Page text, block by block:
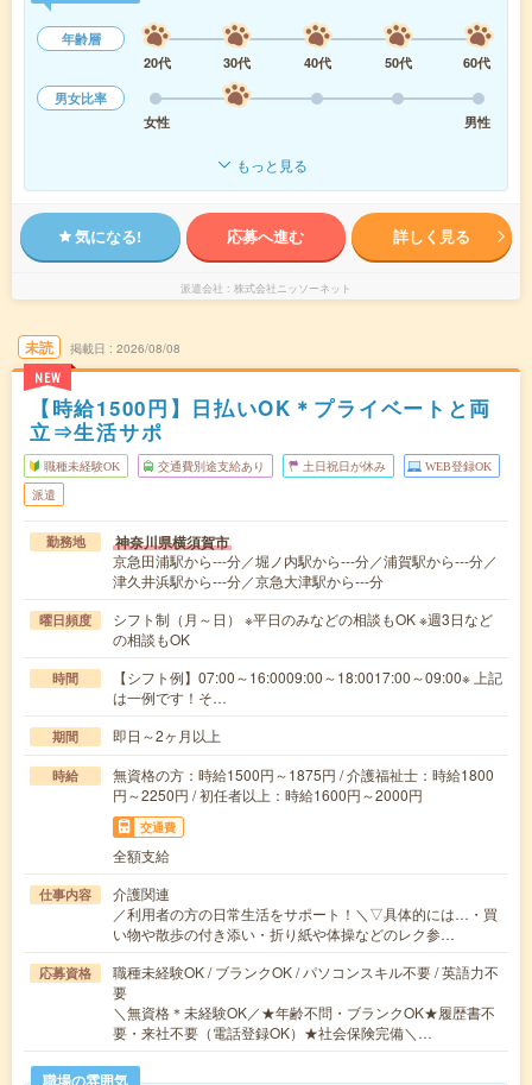
年齢層
20代
30代 40代 50代
60代
男女比率
女性
男性
もっと見る
気になる! 応募へ進む 詳しく見る
派遣会社 株式会社ニッソーネット
未読
NEW
掲載日 2026/08/08
【時給1500円】日払いOK＊プライベートと両
立⇒生活サポ
職種未経験OK 交通費別途支給あり 土日祝日が休み WEB登録OK
派遣
勤務地 神奈川県横須賀市
京急田浦駅から---分／堀ノ内駅から---分／浦賀駅から---分／
津久井浜駅から---分／京急大津駅から---分
曜日頻度
シフト制（月～日） ※平日のみなどの相談もOK ※週3日など
の相談もOK
時間
【シフト例】07:00～16:0009:00～18:0017:00～09:00※ 上記
は一例です！そ…
期間 即日～2ヶ月以上
時給
無資格の方：時給1500円～1875円 / 介護福祉士：時給1800
円～2250円 / 初任者以上：時給1600円～2000円
交通費
全額支給
仕事内容
介護関連
／利用者の方の日常生活をサポート！＼▽具体的には…・買
い物や散歩の付き添い・折り紙や体操などのレク参…
応募資格
職種未経験OK / ブランクOK / パソコンスキル不要 / 英語力不
要
＼無資格＊未経験OK／★年齢不問・ブランクOK★履歴書不
要・来社不要（電話登録OK）★社会保険完備＼…
職場の雰囲気